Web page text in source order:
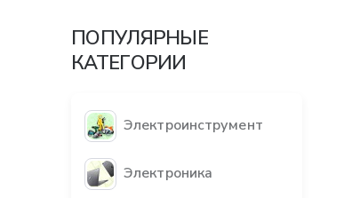
ПОПУЛЯРНЫЕ
КАТЕГОРИИ
Электроинструмент
Электроника